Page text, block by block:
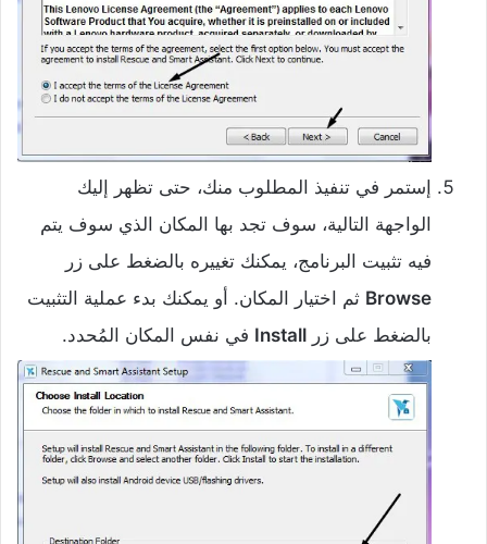
إستمر في تنفيذ المطلوب منك، حتى تظهر إليك
الواجهة التالية، سوف تجد بها المكان الذي سوف يتم
فيه تثبيت البرنامج، يمكنك تغييره بالضغط على زر
Browse ثم اختيار المكان. أو يمكنك بدء عملية التثبيت
بالضغط على زر Install في نفس المكان المُحدد.